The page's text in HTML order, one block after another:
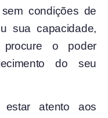
condições de
sua capacidade,
o poder
do seu
atento aos